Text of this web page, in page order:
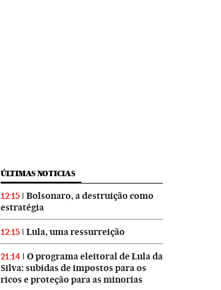
ÚLTIMAS NOTICIAS
12:15
Bolsonaro, a destruição como
estratégia
12:15 Lula, uma ressurreição
21:14
O programa eleitoral de Lula da
Silva: subidas de impostos para os
ricos e proteção para as minorias